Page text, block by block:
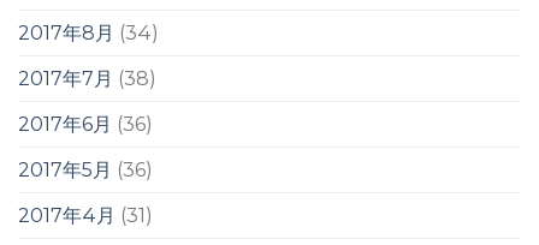
2017年8月 (34)
2017年7月 (38)
2017年6月 (36)
2017年5月 (36)
2017年4月 (31)